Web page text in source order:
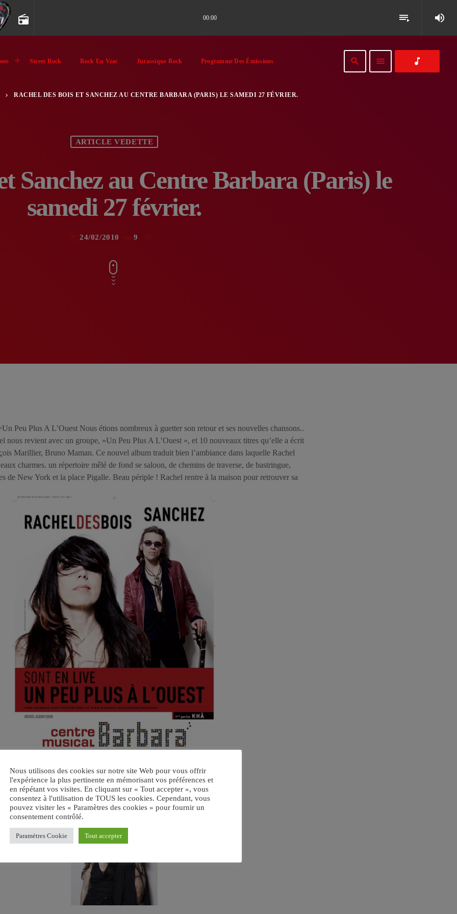
radio 00:00 playlist_play volume_up
Street Rock Rock En Vrac Jurassique Rock Programme Des Émissions search menu music_note
keyboard_arrow_right RACHEL DES BOIS ET SANCHEZ AU CENTRE BARBARA (PARIS) LE SAMEDI 27 FÉVRIER.
ARTICLE VEDETTE
Sanchez au Centre Barbara (Paris) le
samedi 27 février.
24/02/2010 9
Peu Plus A L’Ouest Nous étions nombreux à guetter son retour et ses nouvelles chansons..
revient avec un groupe, »Un Peu Plus A L’Ouest », et 10 nouveaux titres qu’elle a écrit
Marillier, Bruno Maman. Ce nouvel album traduit bien l’ambiance dans laquelle Rachel
charmes. un répertoire mêlé de fond se saloon, de chemins de traverse, de bastringue,
de New York et la place Pigalle. Beau périple ! Rachel rentre à la maison pour retrouver sa
Nous utilisons des cookies sur notre site Web pour vous offrir
l'expérience la plus pertinente en mémorisant vos préférences et
en répétant vos visites. En cliquant sur « Tout accepter », vous
consentez à l'utilisation de TOUS les cookies. Cependant, vous
pouvez visiter les « Paramètres des cookies » pour fournir un
consentement contrôlé.
Paramètres Cookie Tout accepter